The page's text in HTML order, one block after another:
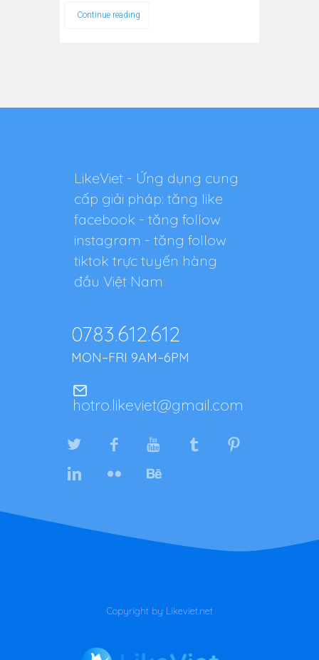
Continue reading
LikeViet - Ứng dụng cung
cấp giải pháp: tăng like
facebook - tăng follow
instagram - tăng follow
tiktok trực tuyến hàng
đầu Việt Nam
0783.612.612
MON–FRI 9AM–6PM
hotro.likeviet@gmail.com
Copyright by Likeviet.net